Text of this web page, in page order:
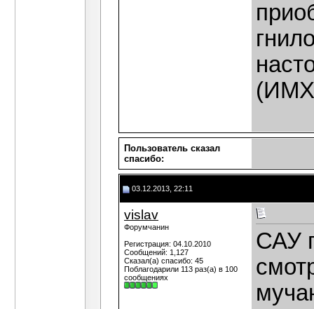
Пользователь сказал
cпасибо:
03.12.2013, 22:11
vislav
Форумчанин
Регистрация: 04.10.2010
Сообщений: 1,127
Сказал(а) спасибо: 45
Поблагодарили 113 раз(а) в 100
сообщениях
САУ